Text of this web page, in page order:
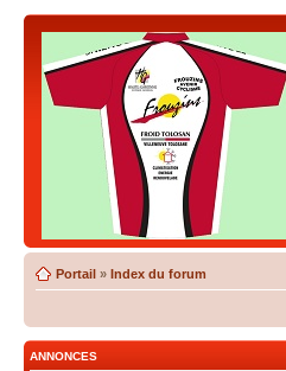
Portail » Index du forum
ANNONCES